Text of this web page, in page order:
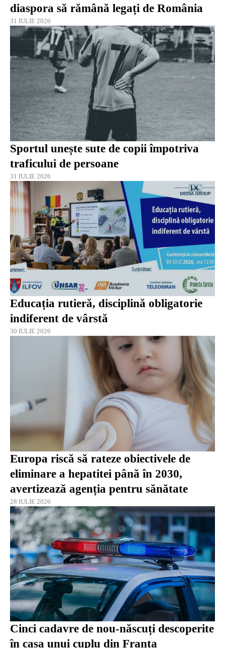
diaspora să rămână legați de România
31 IULIE 2026
Sportul unește sute de copii împotriva
traficului de persoane
31 IULIE 2026
Educația rutieră, disciplină obligatorie
indiferent de vârstă
30 IULIE 2026
Europa riscă să rateze obiectivele de
eliminare a hepatitei până în 2030,
avertizează agenția pentru sănătate
28 IULIE 2026
Cinci cadavre de nou-născuți descoperite
în casa unui cuplu din Franța